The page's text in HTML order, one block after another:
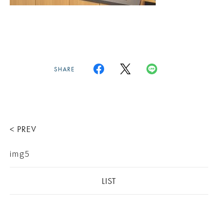
SHARE
< PREV
img5
LIST